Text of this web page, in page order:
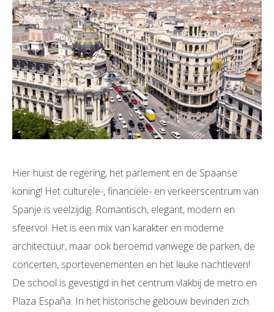
Hier huist de regering, het parlement en de Spaanse
koning! Het culturele-, financiële- en verkeerscentrum van
Spanje is veelzijdig. Romantisch, elegant, modern en
sfeervol. Het is een mix van karakter en moderne
architectuur, maar ook beroemd vanwege de parken, de
concerten, sportevenementen en het leuke nachtleven!
De school is gevestigd in het centrum vlakbij de metro en
Plaza España. In het historische gebouw bevinden zich